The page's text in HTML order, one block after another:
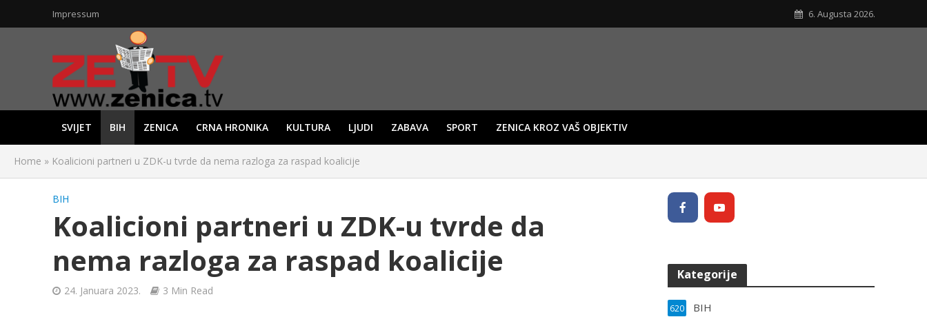
Impressum 6. Augusta 2026.
SVIJET BIH ZENICA CRNA HRONIKA KULTURA LJUDI ZABAVA SPORT ZENICA KROZ VAŠ OBJEKTIV
Home » Koalicioni partneri u ZDK-u tvrde da nema razloga za raspad koalicije
BIH
Koalicioni partneri u ZDK-u tvrde da
nema razloga za raspad koalicije
24. Januara 2023. 3 Min Read
Kategorije
BIH
620